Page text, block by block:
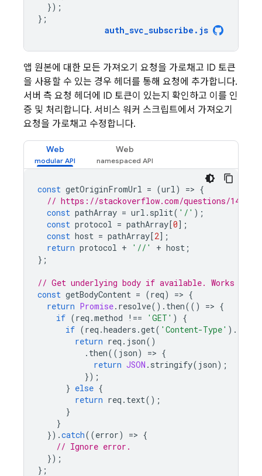
});
};
auth_svc_subscribe . js
앱 원본에 대한 모든 가져오기 요청을 가로채고 ID 토큰
을 사용할 수 있는 경우 헤더를 통해 요청에 추가합니다.
서버 측 요청 헤더에 ID 토큰이 있는지 확인하고 이를 인
증 및 처리합니다. 서비스 워커 스크립트에서 가져오기
요청을 가로채고 수정합니다.
Web Web
const getOriginFromUrl = (url) => {
// https://stackoverflow.com/questions/
const pathArray = url . split( '/' );
const protocol = pathArray[0];
const host = pathArray[2];
return protocol + '//' + host ;
};
// Get underlying body if available. Works for
const getBodyContent = (req) => {
return Promise. resolve(). then(() => {
if (req .method !== 'GET' )
{
if (req .headers .get( 'Content-Type' ).
return req . json()
. then(( json) => {
return JSON . stringify( json);
});
} else {
return req . text();
}
}
}).catch((error) => {
// Ignore error.
});
};